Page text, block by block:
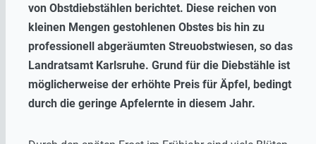
von Obstdiebstählen berichtet. Diese reichen von
kleinen Mengen gestohlenen Obstes bis hin zu
professionell abgeräumten Streuobstwiesen, so das
Landratsamt Karlsruhe. Grund für die Diebstähle ist
möglicherweise der erhöhte Preis für Äpfel, bedingt
durch die geringe Apfelernte in diesem Jahr.